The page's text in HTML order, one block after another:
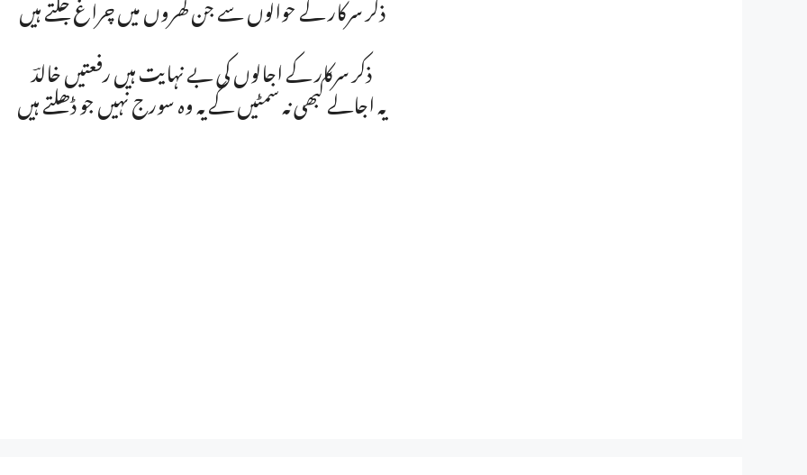
ذکر سرکار کے اجالوں کی بے نہایت ہیں رفعتیں خالدؔ
یہ اجالے کبھی نہ سمٹیں گے یہ وہ سورج نہیں جو ڈھلتے ہیں